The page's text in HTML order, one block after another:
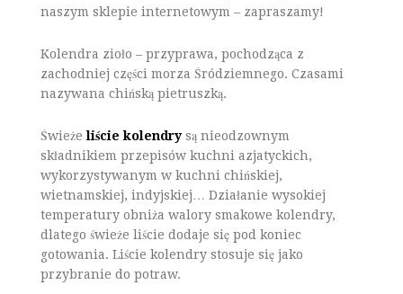
naszym sklepie internetowym – zapraszamy!
Kolendra zioło – przyprawa, pochodząca z
zachodniej części morza Śródziemnego. Czasami
nazywana chińską pietruszką.
Świeżeliście kolendrysą nieodzownym
składnikiem przepisów kuchni azjatyckich,
wykorzystywanym w kuchni chińskiej,
wietnamskiej, indyjskiej… Działanie wysokiej
temperatury obniża walory smakowe kolendry,
dlatego świeże liście dodaje się pod koniec
gotowania. Liście kolendry stosuje się jako
przybranie do potraw.